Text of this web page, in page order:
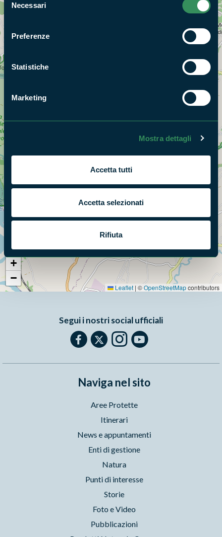
delNecessari
Preferenze
Statistiche
Marketing
Mostra dettagli
Accetta tutti
Accetta selezionati
Rifiuta
+
−
Leaflet | ©OpenStreetMapcontributors
Segui i nostri social ufficiali
Naviga nel sito
Aree Protette
Itinerari
News e appuntamenti
Enti di gestione
Natura
Punti di interesse
Storie
Foto e Video
Pubblicazioni